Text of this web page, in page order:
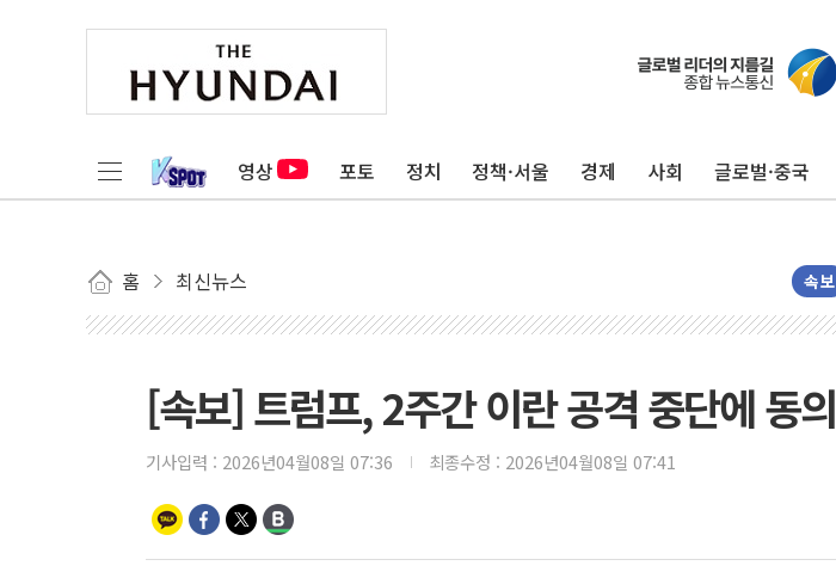
영상 포토 정치 정책·서울 경제 사회 글로벌·중국
홈 최신뉴스 속보
[속보] 트럼프, 2주간 이란 공격 중단에 동의
기사입력 : 2026년04월08일 07:36 최종수정 : 2026년04월08일 07:41